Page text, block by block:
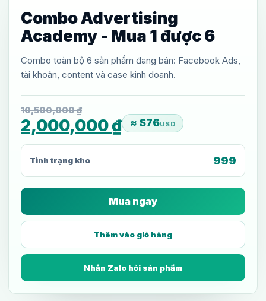
Combo Advertising
Academy - Mua 1 được 6
Combo toàn bộ 6 sản phẩm đang bán: Facebook Ads,
tài khoản, content và case kinh doanh.
10,500,000₫
2,000,000₫ ≈ $76USD
Tình trạng kho 999
Mua ngay
Thêm vào giỏ hàng
Nhắn Zalo hỏi sản phẩm